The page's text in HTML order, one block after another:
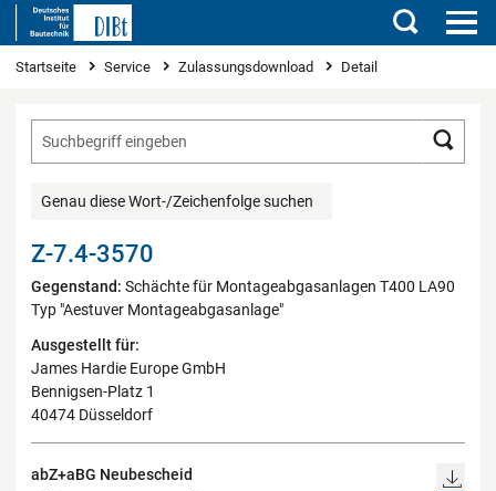
Suchen
Sie sind hier
Startseite Service Zulassungsdownload Detail
Genau diese Wort-/Zeichenfolge suchen
Z-7.4-3570
Gegenstand: Schächte für Montageabgasanlagen T400 LA90
Typ "Aestuver Montageabgasanlage"
Ausgestellt für:
James Hardie Europe GmbH
Bennigsen-Platz 1
40474 Düsseldorf
abZ+aBG Neubescheid